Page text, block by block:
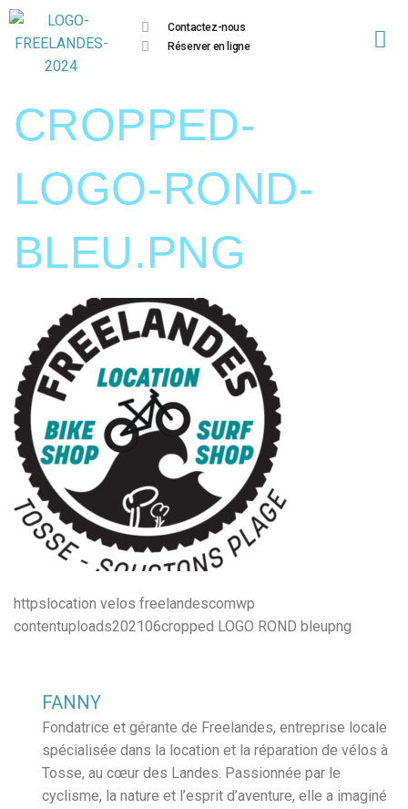
Contactez-nous
Réserver en ligne
CROPPED-
LOGO-ROND-
BLEU.PNG
httpslocation velos freelandescomwp
contentuploads202106cropped LOGO ROND bleupng
FANNY
Fondatrice et gérante de Freelandes, entreprise locale
spécialisée dans la location et la réparation de vélos à
Tosse, au cœur des Landes. Passionnée par le
cyclisme, la nature et l’esprit d’aventure, elle a imaginé